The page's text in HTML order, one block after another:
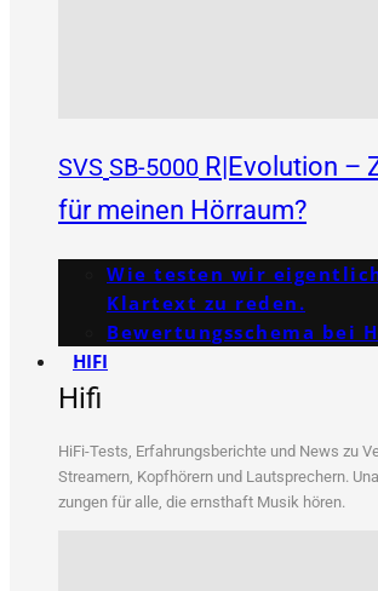
SVS SB-5000 R|Evolution –
für meinen Hörraum?
Wie testen wir
Klartext zu reden.
Bewertungs­schema bei
HIFI
Hifi
HiFi-Tests, Erfah­rungs­be­rich­te und News zu
Strea­mern, Kopf­hö­rern und Laut­spre­chern.
zun­gen für alle, die ernst­haft Musik hören.